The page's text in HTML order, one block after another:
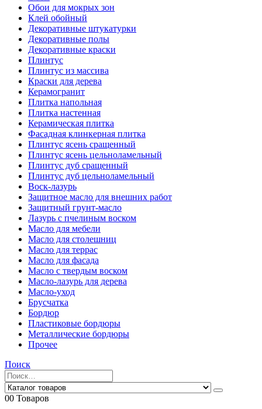
Обои для мокрых зон
Клей обойный
Декоративные штукатурки
Декоративные полы
Декоративные краски
Плинтус
Плинтус из массива
Краски для дерева
Керамогранит
Плитка напольная
Плитка настенная
Керамическая плитка
Фасадная клинкерная плитка
Плинтус ясень сращенный
Плинтус ясень цельноламельный
Плинтус дуб сращенный
Плинтус дуб цельноламельный
Воск-лазурь
Защитное масло для внешних работ
Защитный грунт-масло
Лазурь с пчелиным воском
Масло для мебели
Масло для столешниц
Масло для террас
Масло для фасада
Масло с твердым воском
Масло-лазурь для дерева
Масло-уход
Брусчатка
Бордюр
Пластиковые бордюры
Металлические бордюры
Прочее
Поиск
00 Товаров